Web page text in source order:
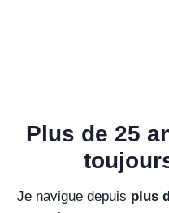
Plus de 25
Je navigue depuis plus